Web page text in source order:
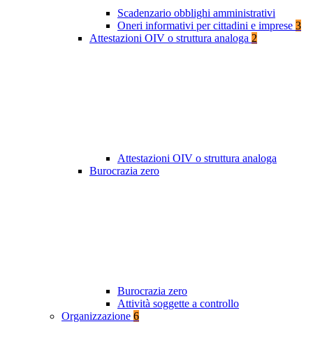
Scadenzario obblighi amministrativi
Oneri informativi per cittadini e imprese 3
Attestazioni OIV o struttura analoga 2
Attestazioni OIV o struttura analoga
Burocrazia zero
Burocrazia zero
Attività soggette a controllo
Organizzazione 6